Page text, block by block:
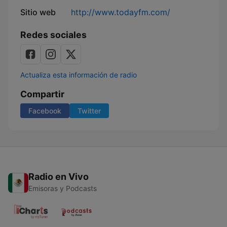
Sitio web http://www.todayfm.com/
Redes sociales
Actualiza esta información de radio
Compartir
Facebook Twitter
Radio en Vivo
Emisoras y Podcasts